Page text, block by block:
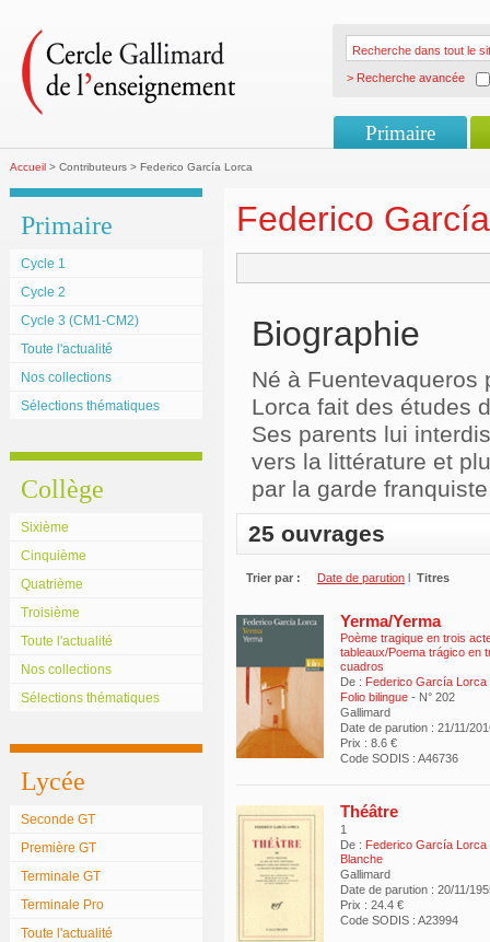
> Recherche avancée
Primaire
Accueil > Contributeurs > Federico García Lorca
Primaire
Cycle 1
Cycle 2
Cycle 3 (CM1-CM2)
Toute l'actualité
Nos collections
Sélections thématiques
Collège
Sixième
Cinquième
Quatrième
Troisième
Toute l'actualité
Nos collections
Sélections thématiques
Lycée
Seconde GT
Première GT
Terminale GT
Terminale Pro
Toute l'actualité
Federico
Biographie
Né à Fuentevaqueros
Lorca fait des études
Ses parents lui
vers la littérature et
par la garde
25 ouvrages
Trier par : Date de parution l Titres
Yerma/Yerma
Poème tragique en trois
tableaux/Poema trágico en
cuadros
De : Federico García Lorca
Folio bilingue - N° 202
Gallimard
Date de parution : 21/11/
Prix : 8.6 €
Code SODIS : A46736
Théâtre
1
De : Federico García Lorca
Blanche
Gallimard
Date de parution : 20/11/
Prix : 24.4 €
Code SODIS : A23994